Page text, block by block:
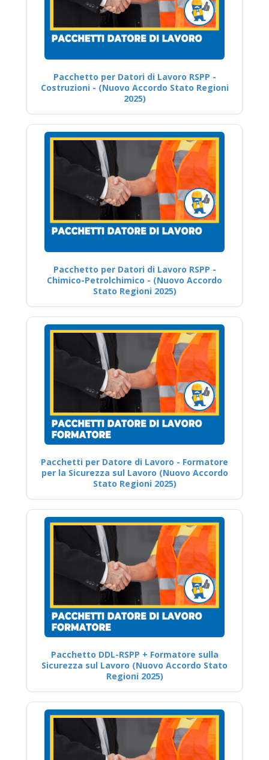
Pacchetto per Datori di Lavoro RSPP -
Costruzioni - (Nuovo Accordo Stato Regioni
2025)
Pacchetto per Datori di Lavoro RSPP -
Chimico-Petrolchimico - (Nuovo Accordo
Stato Regioni 2025)
Pacchetti per Datore di Lavoro - Formatore
per la Sicurezza sul Lavoro (Nuovo Accordo
Stato Regioni 2025)
Pacchetto DDL-RSPP + Formatore sulla
Sicurezza sul Lavoro (Nuovo Accordo Stato
Regioni 2025)